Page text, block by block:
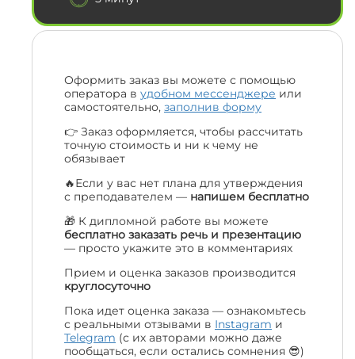
Оформить заказ вы можете с помощью
оператора в удобном мессенджере или
самостоятельно, заполнив форму
👉 Заказ оформляется, чтобы рассчитать
точную стоимость и ни к чему не
обязывает
🔥Если у вас нет плана для утверждения
с преподавателем — напишем бесплатно
🎁 К дипломной работе вы можете
бесплатно заказать речь и презентацию
— просто укажите это в комментариях
Прием и оценка заказов производится
круглосуточно
Пока идет оценка заказа — ознакомьтесь
с реальными отзывами в Instagram и
Telegram (с их авторами можно даже
пообщаться, если остались сомнения 😎)